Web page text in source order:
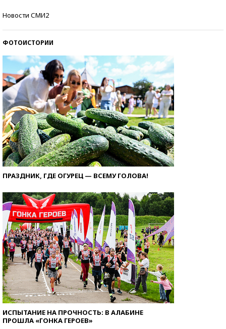
Новости СМИ2
ФОТОИСТОРИИ
ПРАЗДНИК, ГДЕ ОГУРЕЦ — ВСЕМУ ГОЛОВА!
ИСПЫТАНИЕ НА ПРОЧНОСТЬ: В АЛАБИНЕ
ПРОШЛА «ГОНКА ГЕРОЕВ»